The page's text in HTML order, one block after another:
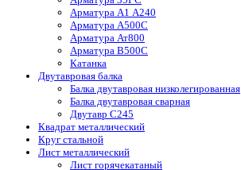
Арматура А1 А240
Арматура А500С
Арматура Ат800
Арматура В500С
Катанка
Двутавровая балка
Балка двутавровая низколегированная
Балка двутавровая сварная
Двутавр С245
Квадрат металлический
Круг стальной
Лист металлический
Лист горячекатаный